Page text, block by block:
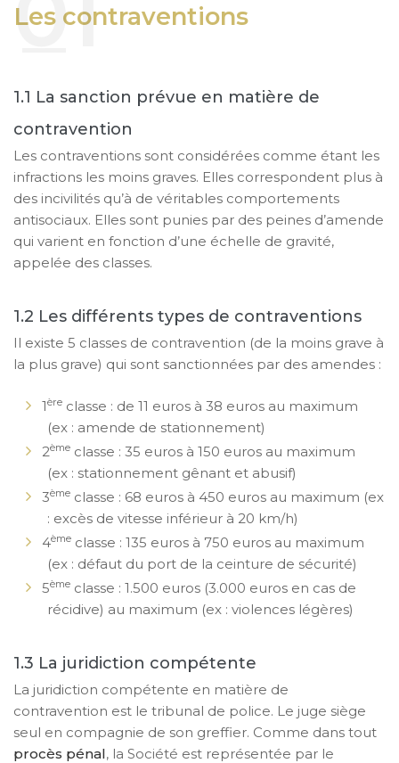
Les contraventions
La sanction prévue en matière de
contravention
Les contraventions sont considérées comme étant les
infractions les moins graves. Elles correspondent plus à
des incivilités qu’à de véritables comportements
antisociaux. Elles sont punies par des peines d’amende
qui varient en fonction d’une échelle de gravité,
appelée des classes.
Les différents types de contraventions
Il existe 5 classes de contravention (de la moins grave à
la plus grave) qui sont sanctionnées par des amendes :
1ère classe : de 11 euros à 38 euros au maximum
(ex : amende de stationnement)
2ème classe : 35 euros à 150 euros au maximum
(ex : stationnement gênant et abusif)
3ème classe : 68 euros à 450 euros au maximum (ex
: excès de vitesse inférieur à 20 km/h)
4ème classe : 135 euros à 750 euros au maximum
(ex : défaut du port de la ceinture de sécurité)
5ème classe : 1.500 euros (3.000 euros en cas de
récidive) au maximum (ex : violences légères)
La juridiction compétente
La juridiction compétente en matière de
contravention est le tribunal de police. Le juge siège
seul en compagnie de son greffier. Comme dans tout
procès pénal, la Société est représentée par le